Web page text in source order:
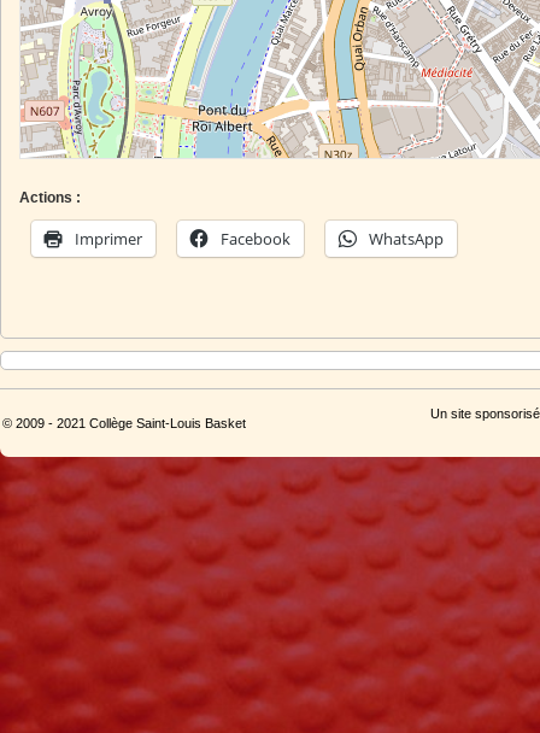
Actions :
Imprimer Facebook WhatsApp
© 2009 - 2021 Collège Saint-Louis Basket
Un site